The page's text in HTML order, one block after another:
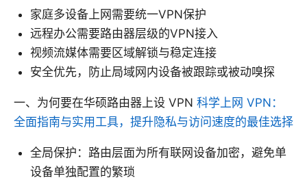
家庭多设备上网需要统一VPN保护
远程办公需要路由器层级的VPN接入
视频流媒体需要区域解锁与稳定连接
安全优先，防止局域网内设备被跟踪或被动嗅探
一、为何要在华硕路由器上设 VPN 科学上网 VPN：
全面指南与实用工具，提升隐私与访问速度的最佳选择
全局保护：路由层面为所有联网设备加密，避免单
设备单独配置的繁琐